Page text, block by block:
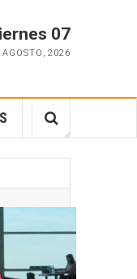
07
AGOSTO , 2026